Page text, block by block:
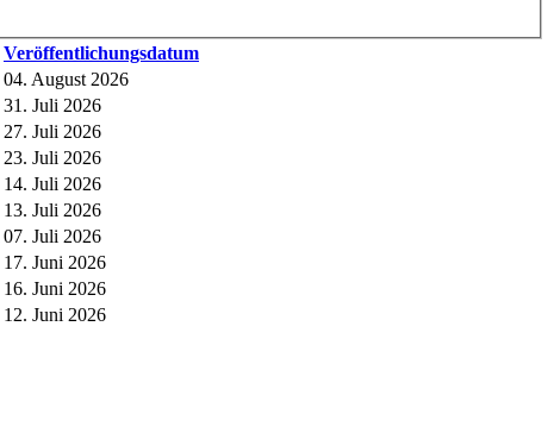
Veröffentlichungsdatum
04. August 2026
31. Juli 2026
27. Juli 2026
23. Juli 2026
14. Juli 2026
13. Juli 2026
07. Juli 2026
17. Juni 2026
16. Juni 2026
12. Juni 2026